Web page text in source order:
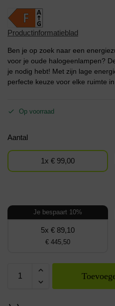
Productinformatieblad
Ben je op zoek naar een
voor je oude halogeenlampen?
je nodig hebt! Met zijn lage
perfecte keuze voor elke ruimte in
Op voorraad
Aantal
1x € 99,00
Je bespaart 10%
5x € 89,10
€ 445,50